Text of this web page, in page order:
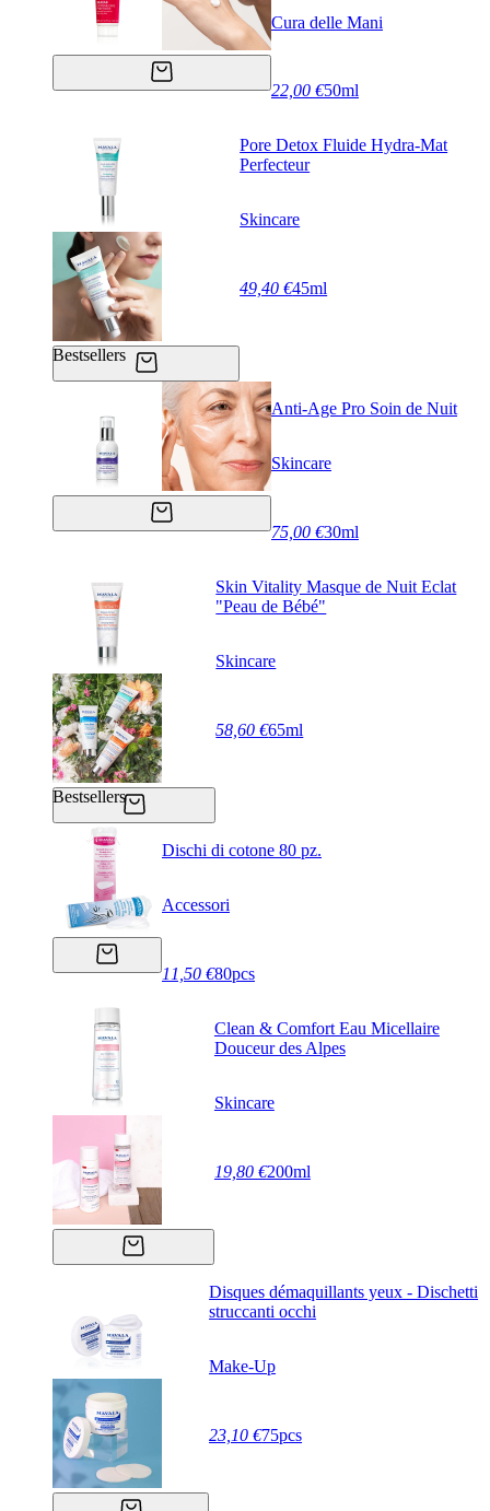
Cura delle Mani
22,00 €50ml
Bestsellers
Pore Detox Fluide Hydra-Mat
Perfecteur
Skincare
49,40 €45ml
Anti-Age Pro Soin de Nuit
Skincare
75,00 €30ml
Bestsellers
Skin Vitality Masque de Nuit Eclat
"Peau de Bébé"
Skincare
58,60 €65ml
Dischi di cotone 80 pz.
Accessori
11,50 €80pcs
Clean & Comfort Eau Micellaire
Douceur des Alpes
Skincare
19,80 €200ml
Disques démaquillants yeux - Dischetti
struccanti occhi
Make-Up
23,10 €75pcs